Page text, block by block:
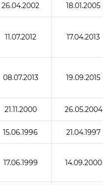
26.04.2002 18.01.2005
11.07.2012 17.04.2013
08.07.2013 19.09.2015
21.11.2000 26.05.2004
15.06.1996 21.04.1997
17.06.1999 14.09.2000